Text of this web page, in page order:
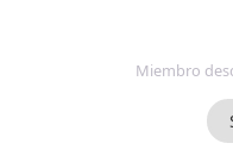
Miembro